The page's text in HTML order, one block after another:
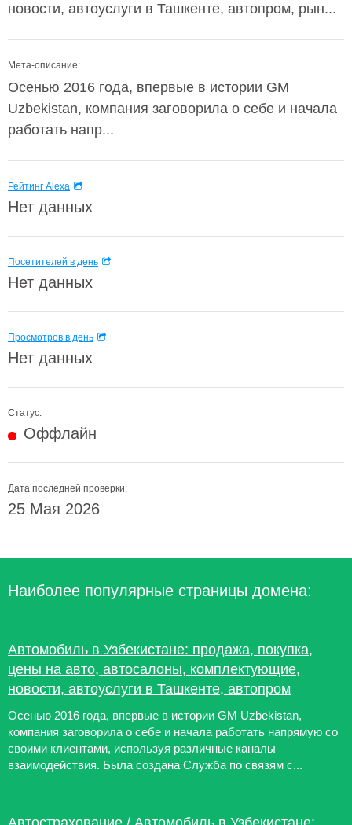
новости, автоуслуги в Ташкенте, автопром, рын...
Мета-описание:
Осенью 2016 года, впервые в истории GM
Uzbekistan, компания заговорила о себе и начала
работать напр...
Рейтинг Alexa
Нет данных
Посетителей в день
Нет данных
Просмотров в день
Нет данных
Статус:
Оффлайн
Дата последней проверки:
25 Мая 2026
Наиболее популярные страницы домена:
Автомобиль в Узбекистане: продажа, покупка,
цены на авто, автосалоны, комплектующие,
новости, автоуслуги в Ташкенте, автопром
Осенью 2016 года, впервые в истории GM Uzbekistan,
компания заговорила о себе и начала работать напрямую со
своими клиентами, используя различные каналы
взаимодействия. Была создана Служба по связям с...